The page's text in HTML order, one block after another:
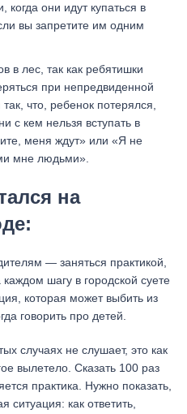
они идут купаться в
вы запретите им одним
в лес, так как ребятишки
при непредвиденной
что, ребенок потерялся,
с кем нельзя вступать в
меня ждут» или «Я не
мне людьми».
на
— заняться практикой,
каждом шагу в городской суете
которая может выбить из
говорить про детей.
случаях не слушает, это как
вылетело. Сказать 100 раз
практика. Нужно показать,
ситуация: как ответить,